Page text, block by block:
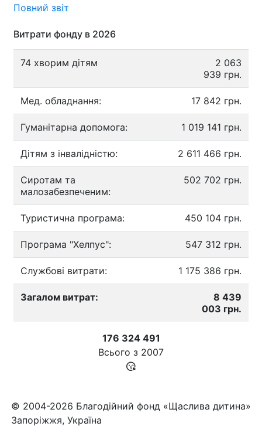
Повний звіт
Витрати фонду в 2026
74 хворим дітям
2 063
939 грн.
Мед. обладнання: 17 842 грн.
Гуманітарна допомога: 1 019 141 грн.
Дітям з інвалідністю: 2 611 466 грн.
Сиротам та
малозабезпеченим:
502 702 грн.
Туристична програма: 450 104 грн.
Програма "Хелпус": 547 312 грн.
Службові витрати: 1 175 386 грн.
Загалом витрат:
8 439
003 грн.
176 324 491
Всього з 2007
© 2004-2026 Благодійний фонд «Щаслива дитина»
Запоріжжя, Україна